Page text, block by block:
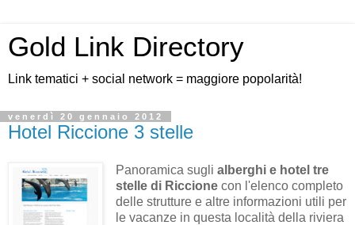
Gold Link Directory
Link tematici + social network = maggiore popolarità!
venerdì 20 gennaio 2012
Hotel Riccione 3 stelle
Panoramica sugli alberghi e hotel tre
stelle di Riccionecon l'elenco completo
delle strutture e altre informazioni utili per
le vacanze in questa località della riviera